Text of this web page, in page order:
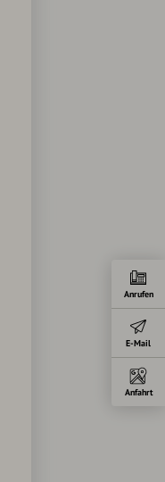
Anrufen
E-Mail
Anfahrt